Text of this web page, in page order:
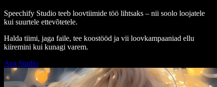
Speechify Studio teeb loovtiimide töö lihtsaks – nii soolo loojatele
kui suurtele ettevõtetele.
Halda tiimi, jaga faile, tee koostööd ja vii loovkampaaniad ellu
kiiremini kui kunagi varem.
Ava Studio